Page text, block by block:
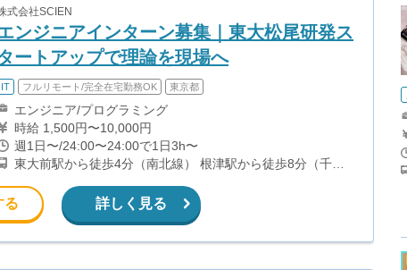
式会社SCIEN
ンジニアインターン募集｜東大松尾研発ス
ートアップで理論を現場へ
IT フルリモート/完全在宅勤務OK 東京都
エンジニア/プログラミング
時給 1,500円〜10,000円
週1日〜/24:00〜24:00で1日3h〜
東大前駅から徒歩4分（南北線） 根津駅から徒歩8分（千代
その他交通手段： ・自転車（近くに駐輪場あり）
る 詳しく見る